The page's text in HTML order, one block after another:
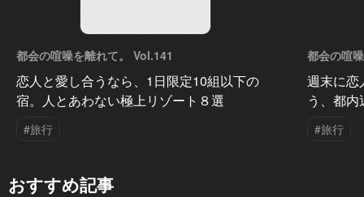
都会の喧噪を離れて。 Vol.141
恋人と愛し合うなら、1日限定10組以下の
宿。人とあわない極上リゾート８選
#旅行
都会の喧
週末に恋
う、都
#旅行
おすすめ記事